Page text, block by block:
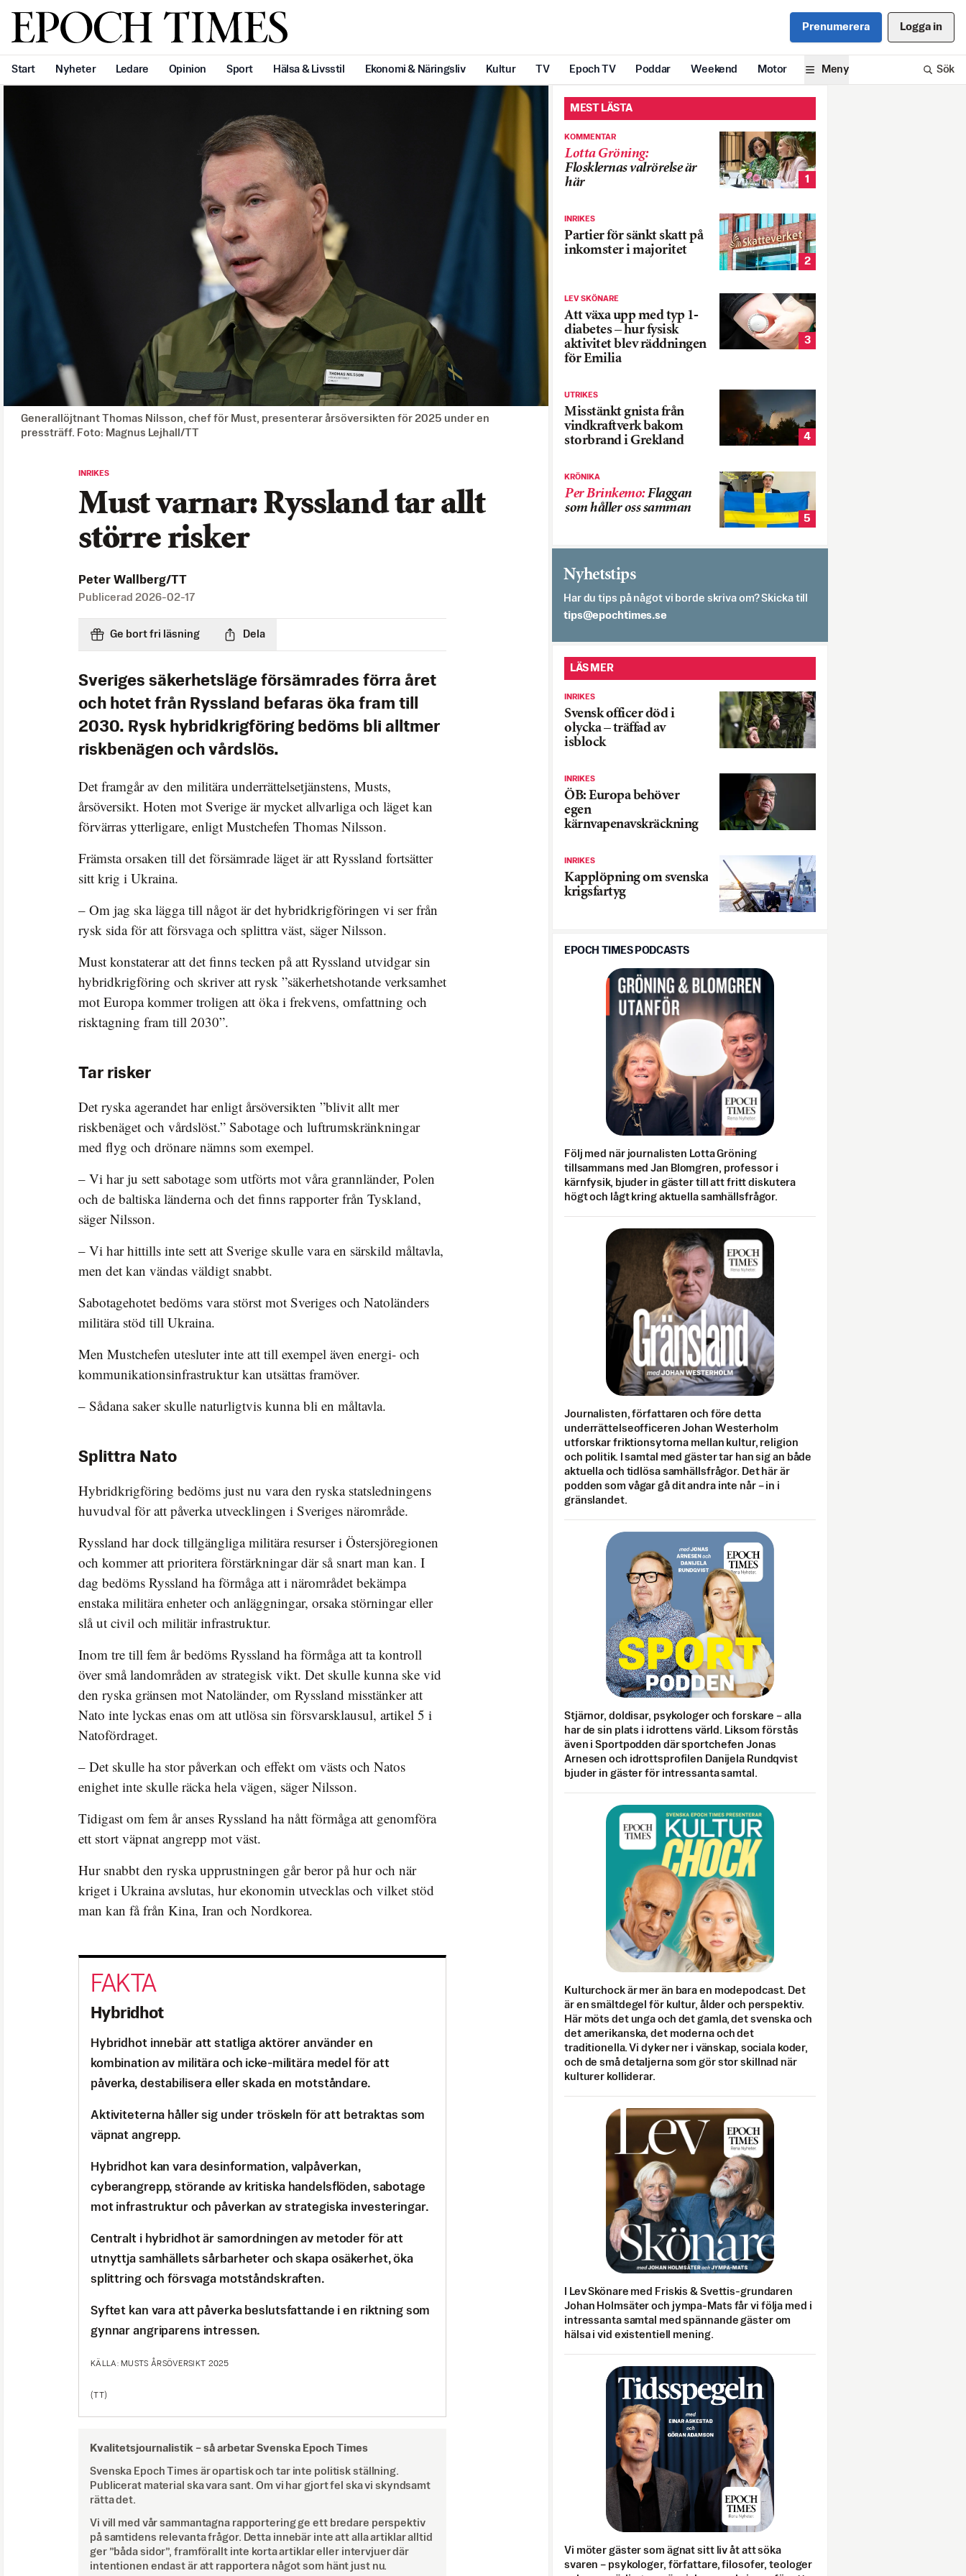
Svenska Epoch Times Prenumerera Logga in
Start Nyheter Ledare Opinion Sport Hälsa & Livsstil Ekonomi & Näringsliv Kultur TV Epoch TV Poddar Weekend Motor Meny Sök
Generallöjtnant Thomas Nilsson, chef för Must, presenterar årsöversikten för 2025 under en
pressträff. Foto: Magnus Lejhall/TT
INRIKES
Must varnar: Ryssland tar allt
större risker
Peter Wallberg/TT
Publicerad 2026-02-17
Ge bort fri läsning Dela
Sveriges säkerhetsläge försämrades förra året
och hotet från Ryssland befaras öka fram till
2030. Rysk hybridkrigföring bedöms bli alltmer
riskbenägen och vårdslös.
Det framgår av den militära underrättelsetjänstens, Musts,
årsöversikt. Hoten mot Sverige är mycket allvarliga och läget kan
förvärras ytterligare, enligt Mustchefen Thomas Nilsson.
Främsta orsaken till det försämrade läget är att Ryssland fortsätter
sitt krig i Ukraina.
– Om jag ska lägga till något är det hybridkrigföringen vi ser från
rysk sida för att försvaga och splittra väst, säger Nilsson.
Must konstaterar att det finns tecken på att Ryssland utvidgar sin
hybridkrigföring och skriver att rysk ”säkerhetshotande verksamhet
mot Europa kommer troligen att öka i frekvens, omfattning och
risktagning fram till 2030”.
Tar risker
Det ryska agerandet har enligt årsöversikten ”blivit allt mer
riskbenäget och vårdslöst.” Sabotage och luftrumskränkningar
med flyg och drönare nämns som exempel.
– Vi har ju sett sabotage som utförts mot våra grannländer, Polen
och de baltiska länderna och det finns rapporter från Tyskland,
säger Nilsson.
– Vi har hittills inte sett att Sverige skulle vara en särskild måltavla,
men det kan vändas väldigt snabbt.
Sabotagehotet bedöms vara störst mot Sveriges och Natoländers
militära stöd till Ukraina.
Men Mustchefen utesluter inte att till exempel även energi- och
kommunikationsinfrastruktur kan utsättas framöver.
– Sådana saker skulle naturligtvis kunna bli en måltavla.
Splittra Nato
Hybridkrigföring bedöms just nu vara den ryska statsledningens
huvudval för att påverka utvecklingen i Sveriges närområde.
Ryssland har dock tillgängliga militära resurser i Östersjöregionen
och kommer att prioritera förstärkningar där så snart man kan. I
dag bedöms Ryssland ha förmåga att i närområdet bekämpa
enstaka militära enheter och anläggningar, orsaka störningar eller
slå ut civil och militär infrastruktur.
Inom tre till fem år bedöms Ryssland ha förmåga att ta kontroll
över små landområden av strategisk vikt. Det skulle kunna ske vid
den ryska gränsen mot Natoländer, om Ryssland misstänker att
Nato inte lyckas enas om att utlösa sin försvarsklausul, artikel 5 i
Natofördraget.
– Det skulle ha stor påverkan och effekt om västs och Natos
enighet inte skulle räcka hela vägen, säger Nilsson.
Tidigast om fem år anses Ryssland ha nått förmåga att genomföra
ett stort väpnat angrepp mot väst.
Hur snabbt den ryska upprustningen går beror på hur och när
kriget i Ukraina avslutas, hur ekonomin utvecklas och vilket stöd
man kan få från Kina, Iran och Nordkorea.
Hybridhot
Hybridhot innebär att statliga aktörer använder en
kombination av militära och icke-militära medel för att
påverka, destabilisera eller skada en motståndare.
Aktiviteterna håller sig under tröskeln för att betraktas som
väpnat angrepp.
Hybridhot kan vara desinformation, valpåverkan,
cyberangrepp, störande av kritiska handelsflöden, sabotage
mot infrastruktur och påverkan av strategiska investeringar.
Centralt i hybridhot är samordningen av metoder för att
utnyttja samhällets sårbarheter och skapa osäkerhet, öka
splittring och försvaga motståndskraften.
Syftet kan vara att påverka beslutsfattande i en riktning som
gynnar angriparens intressen.
KÄLLA: MUSTS ÅRSÖVERSIKT 2025
(TT)
Kvalitetsjournalistik – så arbetar Svenska Epoch Times
Svenska Epoch Times är opartisk och tar inte politisk ställning.
Publicerat material ska vara sant. Om vi har gjort fel ska vi skyndsamt
rätta det.
Vi vill med vår sammantagna rapportering ge ett bredare perspektiv
på samtidens relevanta frågor. Detta innebär inte att alla artiklar alltid
ger ”båda sidor”, framförallt inte korta artiklar eller intervjuer där
intentionen endast är att rapportera något som hänt just nu.
MEST LÄSTA
KOMMENTAR
Lotta Gröning:
Flosklernas valrörelse är
här
1
INRIKES
Partier för sänkt skatt på
inkomster i majoritet
2
LEV SKÖNARE
Att växa upp med typ 1-
diabetes – hur fysisk
aktivitet blev räddningen
för Emilia
3
UTRIKES
Misstänkt gnista från
vindkraftverk bakom
storbrand i Grekland
4
KRÖNIKA
Per Brinkemo:Flaggan
som håller oss samman
5
Nyhetstips
Har du tips på något vi borde skriva om? Skicka till
es.semithcope@spit
LÄS MER
INRIKES
Svensk officer död i
olycka – träffad av
isblock
INRIKES
ÖB: Europa behöver
egen
kärnvapenavskräckning
INRIKES
Kapplöpning om svenska
krigsfartyg
EPOCH TIMES PODCASTS
Följ med när journalisten Lotta Gröning
tillsammans med Jan Blomgren, professor i
kärnfysik, bjuder in gäster till att fritt diskutera
högt och lågt kring aktuella samhällsfrågor.
Journalisten, författaren och före detta
underrättelseofficeren Johan Westerholm
utforskar friktionsytorna mellan kultur, religion
och politik. I samtal med gäster tar han sig an både
aktuella och tidlösa samhällsfrågor. Det här är
podden som vågar gå dit andra inte når – in i
gränslandet.
Stjärnor, doldisar, psykologer och forskare – alla
har de sin plats i idrottens värld. Liksom förstås
även i Sportpodden där sportchefen Jonas
Arnesen och idrottsprofilen Danijela Rundqvist
bjuder in gäster för intressanta samtal.
Kulturchock är mer än bara en modepodcast. Det
är en smältdegel för kultur, ålder och perspektiv.
Här möts det unga och det gamla, det svenska och
det amerikanska, det moderna och det
traditionella. Vi dyker ner i vänskap, sociala koder,
och de små detaljerna som gör stor skillnad när
kulturer kolliderar.
I Lev Skönare med Friskis & Svettis-grundaren
Johan Holmsäter och jympa-Mats får vi följa med i
intressanta samtal med spännande gäster om
hälsa i vid existentiell mening.
Vi möter gäster som ägnat sitt liv åt att söka
svaren – psykologer, författare, filosofer, teologer